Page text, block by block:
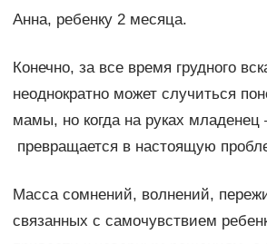
Анна, ребенку 2 месяца.
Конечно, за все время грудного
неоднократно может случиться
мамы, но когда на руках младенец
превращается в настоящую
Масса сомнений, волнений,
связанных с самочувствием